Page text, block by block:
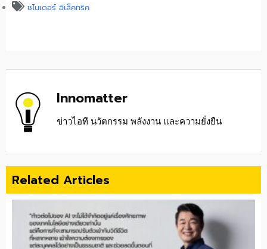
ชไนเดอร์ อิเล็คทริค
Innomatter
ข่าวไอที นวัตกรรม พลังงาน และความยั่งยืน
Related Articles